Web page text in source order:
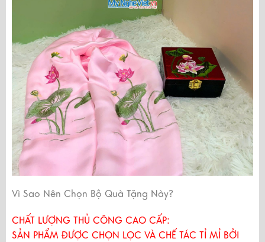
Vì Sao Nên Chọn Bộ Quà Tặng Này?
CHẤT LƯỢNG THỦ CÔNG CAO CẤP:
SẢN PHẨM ĐƯỢC CHỌN LỌC VÀ CHẾ TÁC TỈ MỈ BỞI